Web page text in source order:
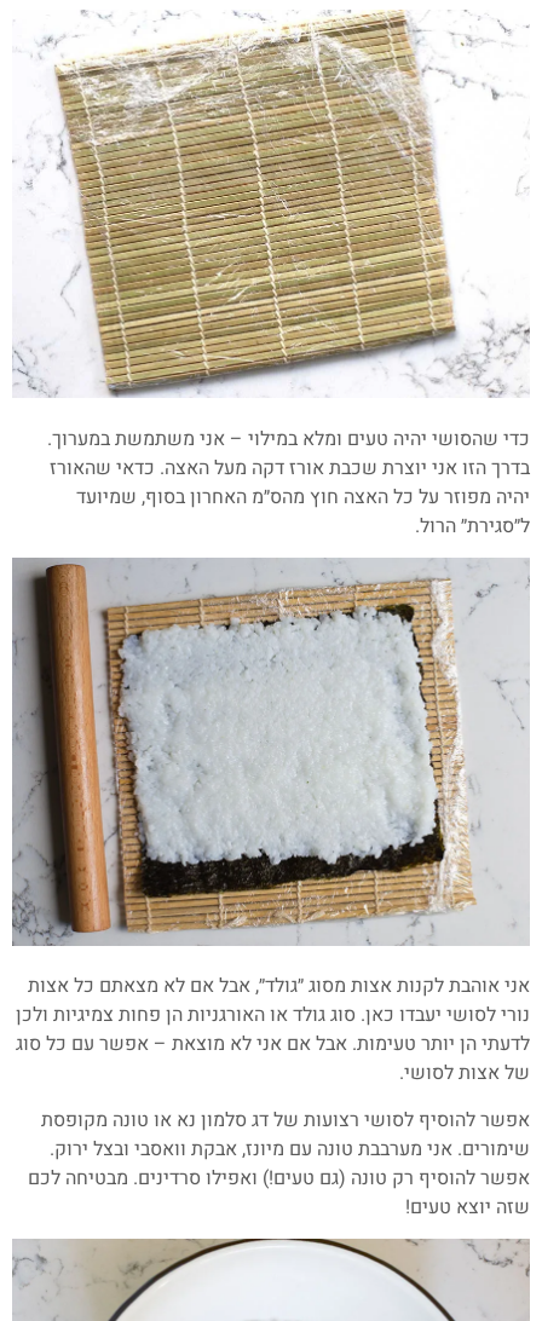
כדי שהסושי יהיה טעים ומלא במילוי – אני משתמשת במערוך.
בדרך הזו אני יוצרת שכבת אורז דקה מעל האצה. כדאי שהאורז
יהיה מפוזר על כל האצה חוץ מהס״מ האחרון בסוף, שמיועד
ל״סגירת״ הרול.
אני אוהבת לקנות אצות מסוג ״גולד״, אבל אם לא מצאתם כל אצות
נורי לסושי יעבדו כאן. סוג גולד או האורגניות הן פחות צמיגיות ולכן
לדעתי הן יותר טעימות. אבל אם אני לא מוצאת – אפשר עם כל סוג
של אצות לסושי.
אפשר להוסיף לסושי רצועות של דג סלמון נא או טונה מקופסת
שימורים. אני מערבבת טונה עם מיונז, אבקת וואסבי ובצל ירוק.
אפשר להוסיף רק טונה (גם טעים!) ואפילו סרדינים. מבטיחה לכם
שזה יוצא טעים!